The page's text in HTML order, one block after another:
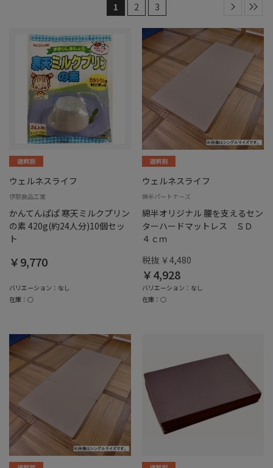
1 2 3
ウェルネスライフ
伊那食品工業
かんてんぱぱ 寒天ミルクプリン
の素 420g(約24人分)10個セッ
ト
￥9,770
バリエーション：なし
在庫：○
ウェルネスライフ
綿半パートナーズ
綿半オリジナル 腰を支えるセン
ターハードマットレス ＳＤ
４ｃｍ
税抜 ￥4,480
￥4,928
バリエーション：なし
在庫：○